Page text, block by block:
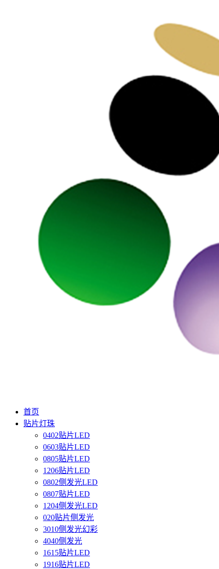
首页
贴片灯珠
0402贴片LED
0603贴片LED
0805贴片LED
1206贴片LED
0802侧发光LED
0807贴片LED
1204侧发光LED
020贴片侧发光
3010侧发光幻彩
4040侧发光
1615贴片LED
1916贴片LED